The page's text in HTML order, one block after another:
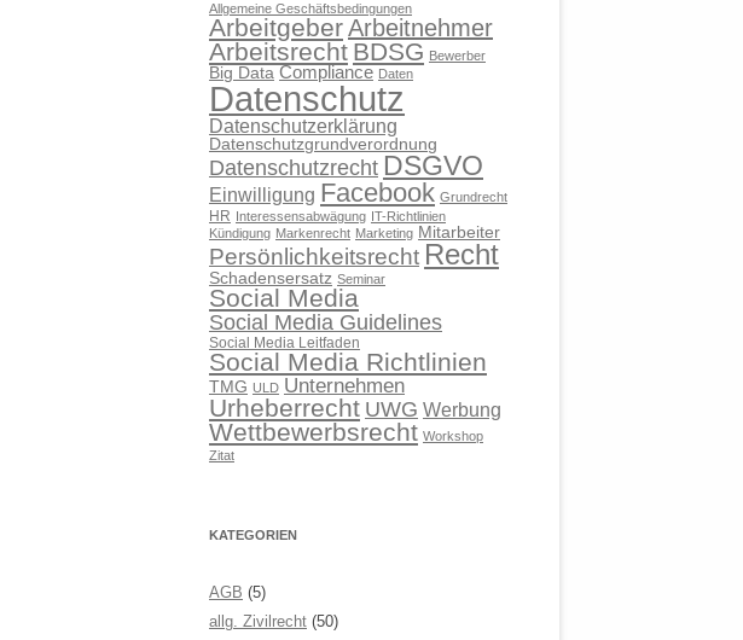
Allgemeine Geschäftsbedingungen
ArbeitgeberArbeitnehmer
Arbeitsrecht BDSG Bewerber
Big Data Compliance Daten
Datenschutz
Datenschutzerklärung
Datenschutzgrundverordnung
Datenschutzrecht DSGVO
Einwilligung Facebook Grundrecht
HR Interessensabwägung IT-Richtlinien
Kündigung Markenrecht Marketing Mitarbeiter
Persönlichkeitsrecht Recht
Schadensersatz Seminar
Social Media
Social Media Guidelines
Social Media Leitfaden
Social Media Richtlinien
TMG ULD Unternehmen
Urheberrecht UWG Werbung
Wettbewerbsrecht Workshop
Zitat
KATEGORIEN
AGB (5)
allg. Zivilrecht (50)